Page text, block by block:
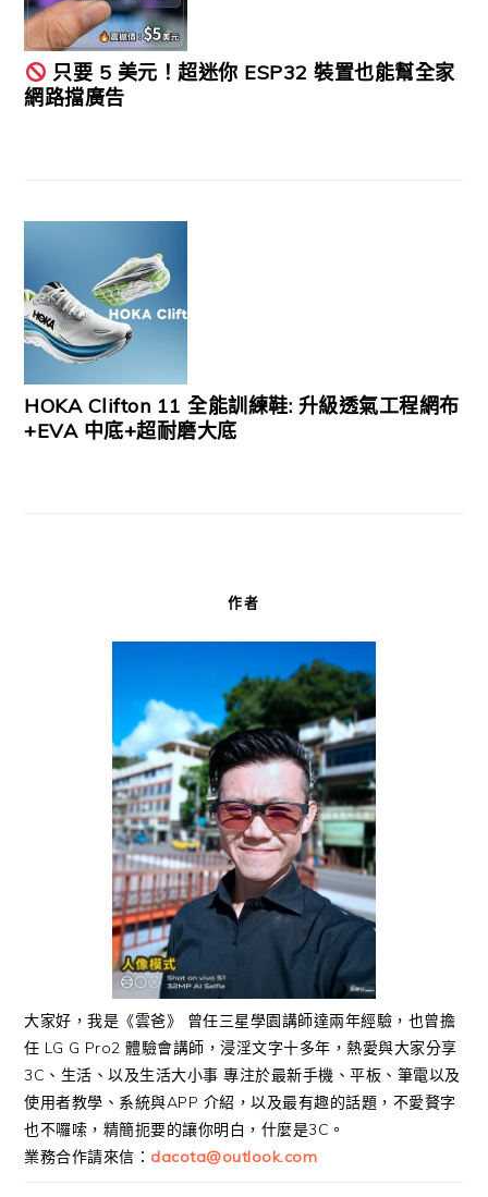
只要 5 美元！超迷你 ESP32 裝置也能幫全家
網路擋廣告
HOKA Clifton 11 全能訓練鞋: 升級透氣工程網布
+EVA 中底+超耐磨大底
作者
大家好，我是《雲爸》 曾任三星學園講師達兩年經驗，也曾擔
任 LG G Pro2 體驗會講師，浸淫文字十多年，熱愛與大家分享
3C、生活、以及生活大小事 專注於最新手機、平板、筆電以及
使用者教學、系統與APP 介紹，以及最有趣的話題，不愛贅字
也不囉嗦，精簡扼要的讓你明白，什麼是3C。
業務合作請來信： dacota@outlook.com